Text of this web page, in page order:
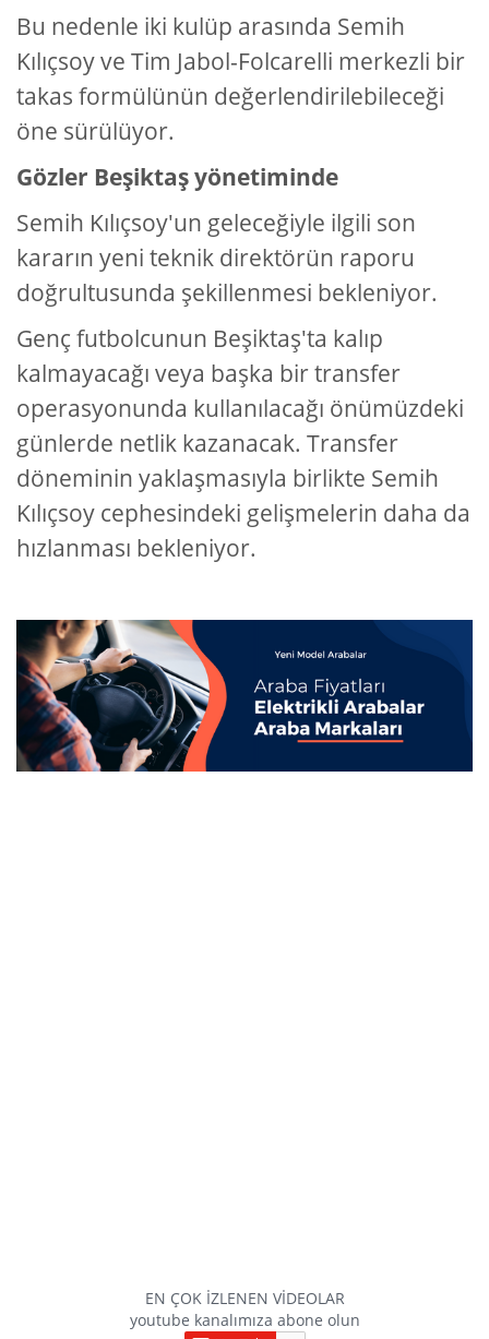
Bu nedenle iki kulüp arasında Semih
Kılıçsoy ve Tim Jabol-Folcarelli merkezli bir
takas formülünün değerlendirilebileceği
öne sürülüyor.
Gözler Beşiktaş yönetiminde
Semih Kılıçsoy'un geleceğiyle ilgili son
kararın yeni teknik direktörün raporu
doğrultusunda şekillenmesi bekleniyor.
Genç futbolcunun Beşiktaş'ta kalıp
kalmayacağı veya başka bir transfer
operasyonunda kullanılacağı önümüzdeki
günlerde netlik kazanacak. Transfer
döneminin yaklaşmasıyla birlikte Semih
Kılıçsoy cephesindeki gelişmelerin daha da
hızlanması bekleniyor.
EN ÇOK İZLENEN VİDEOLAR
youtube kanalımıza abone olun